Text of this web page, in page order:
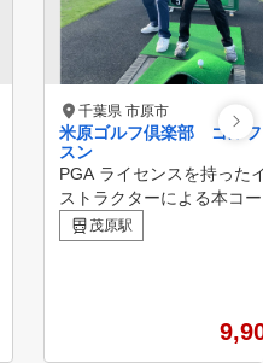
千葉県 市原市
米原ゴルフ倶楽部 ゴル
スン
PGA ライセンスを持った
ストラクターによる本コ
のレッスンです。 芝から
プローチ、バンカーなど
スンを行っています。
茂原駅